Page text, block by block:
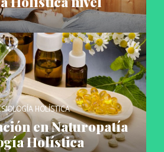
HOLÍSTICA
en Naturopatía
Holística